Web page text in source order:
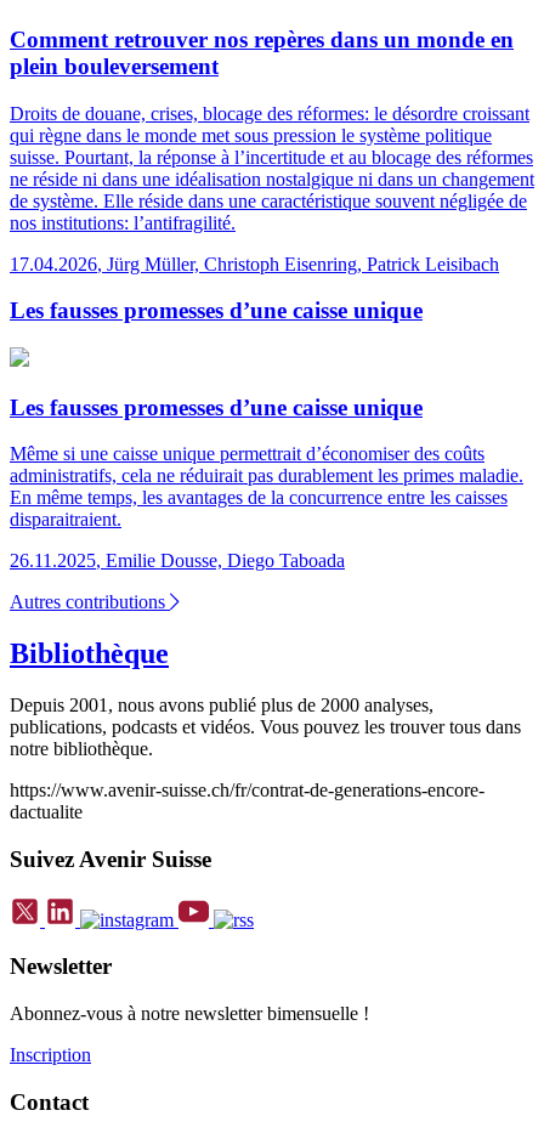
Comment retrouver nos repères dans un monde en
plein bouleversement
Droits de douane, crises, blocage des réformes: le désordre croissant
qui règne dans le monde met sous pression le système politique
suisse. Pourtant, la réponse à l’incertitude et au blocage des réformes
ne réside ni dans une idéalisation nostalgique ni dans un changement
de système. Elle réside dans une caractéristique souvent négligée de
nos institutions: l’antifragilité.
17.04.2026, Jürg Müller, Christoph Eisenring, Patrick Leisibach
Les fausses promesses d’une caisse unique
Les fausses promesses d’une caisse unique
Même si une caisse unique permettrait d’économiser des coûts
administratifs, cela ne réduirait pas durablement les primes maladie.
En même temps, les avantages de la concurrence entre les caisses
disparaitraient.
26.11.2025, Emilie Dousse, Diego Taboada
Autres contributions
Bibliothèque
Depuis 2001, nous avons publié plus de 2000 analyses,
publications, podcasts et vidéos. Vous pouvez les trouver tous dans
notre bibliothèque.
https://www.avenir-suisse.ch/fr/contrat-de-generations-encore-
dactualite
Suivez Avenir Suisse
Newsletter
Abonnez-vous à notre newsletter bimensuelle !
Inscription
Contact